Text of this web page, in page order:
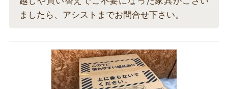
ましたら、アシストまでお問合せ下さい。